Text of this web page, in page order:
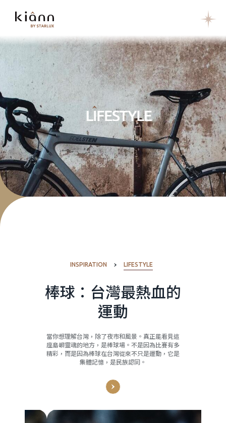
INSPIRATION LIFESTYLE
棒球：台灣最熱血的
運動
當你想理解台灣，除了夜市和風景。真正能看見這
座島嶼靈魂的地方，是棒球場。不是因為比賽有多
精彩，而是因為棒球在台灣從來不只是運動，它是
集體記憶，是民族認同。